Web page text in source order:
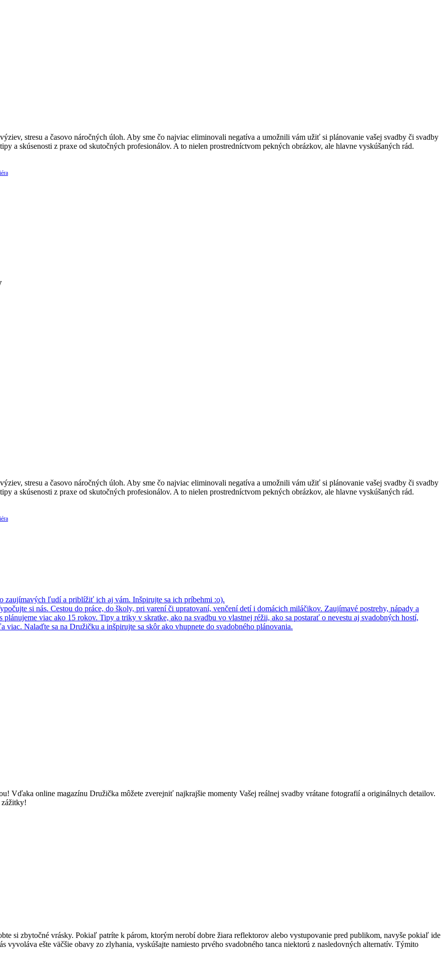
stresu a časovo náročných úloh. Aby sme čo najviac eliminovali negatíva a umožnili vám užiť si plánovanie vašej svadby či svadby
a skúsenosti z praxe od skutočných profesionálov. A to nielen prostredníctvom pekných obrázkov, ale hlavne vyskúšaných rád.
stresu a časovo náročných úloh. Aby sme čo najviac eliminovali negatíva a umožnili vám užiť si plánovanie vašej svadby či svadby
a skúsenosti z praxe od skutočných profesionálov. A to nielen prostredníctvom pekných obrázkov, ale hlavne vyskúšaných rád.
zaujímavých ľudí a priblížiť ich aj vám. Inšpirujte sa ich príbehmi :o).
si nás. Cestou do práce, do školy, pri varení či upratovaní, venčení detí i domácich miláčikov. Zaujímavé postrehy, nápady a
plánujeme viac ako 15 rokov. Tipy a triky v skratke, ako na svadbu vo vlastnej réžii, ako sa postarať o nevestu aj svadobných hostí,
Nalaďte sa na Družičku a inšpirujte sa skôr ako vhupnete do svadobného plánovania.
Vďaka online magazínu Družička môžete zverejniť najkrajšie momenty Vašej reálnej svadby vrátane fotografií a originálnych detailov.
zážitky!
si zbytočné vrásky. Pokiaľ patríte k párom, ktorým nerobí dobre žiara reflektorov alebo vystupovanie pred publikom, navyše pokiaľ ide
ešte väčšie obavy zo zlyhania, vyskúšajte namiesto prvého svadobného tanca niektorú z nasledovných alternatív. Týmito